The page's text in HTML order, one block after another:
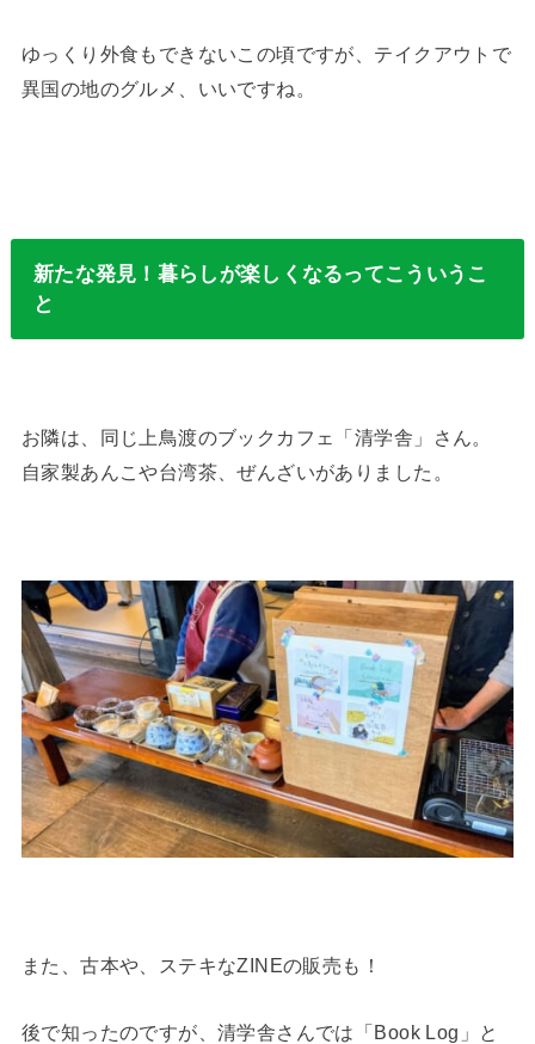
ゆっくり外食もできないこの頃ですが、テイクアウトで
異国の地のグルメ、いいですね。
新たな発見！暮らしが楽しくなるってこういうこ
と
お隣は、同じ上鳥渡のブックカフェ「清学舎」さん。
自家製あんこや台湾茶、ぜんざいがありました。
また、古本や、ステキなZINEの販売も！
後で知ったのですが、清学舎さんでは「Book Log」と